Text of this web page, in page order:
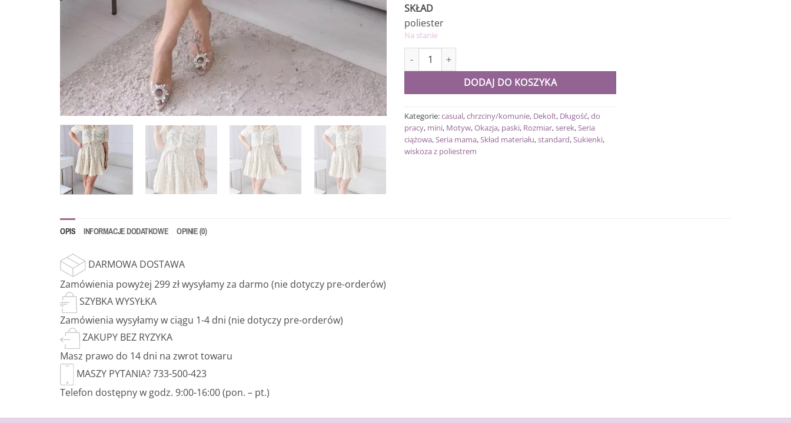
SKŁAD
poliester
Na stanie
DODAJ DO KOSZYKA
Kategorie:casual,chrzciny/komunie, Dekolt, Długość,do
pracy, mini, Motyw,Okazja, paski, Rozmiar,serek,Seria
ciążowa,Seria mama,Skład materiału,standard,Sukienki,
wiskoza z poliestrem
OPIS INFORMACJE DODATKOWE OPINIE (0)
DARMOWA DOSTAWA
Zamówienia powyżej 299 zł wysyłamy za darmo (nie dotyczy pre-orderów)
SZYBKA WYSYŁKA
Zamówienia wysyłamy w ciągu 1-4 dni (nie dotyczy pre-orderów)
ZAKUPY BEZ RYZYKA
Masz prawo do 14 dni na zwrot towaru
MASZY PYTANIA? 733-500-423
Telefon dostępny w godz. 9:00-16:00 (pon. – pt.)